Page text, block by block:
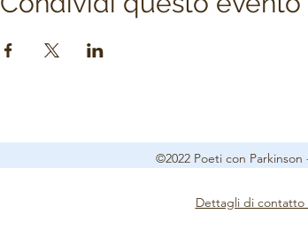
©2022 Poeti con
Dettagli di contatto